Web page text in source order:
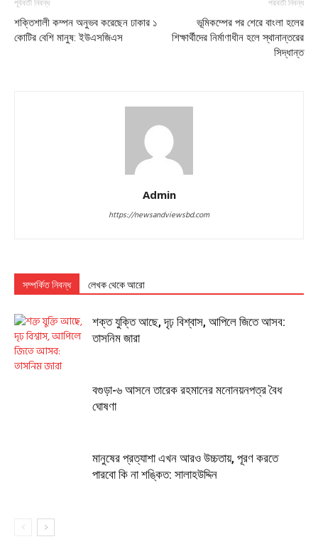
পূর্ববর্তী নিবন্ধ
শক্তিশালী কম্পন অনুভব করেছেন ঢাকার ১
কোটির বেশি মানুষ: ইউএসজিএস
পরবর্তী নিবন্ধ
ভূমিকম্পের পর শেরে বাংলা হলের
শিক্ষার্থীদের নির্মাণাধীন হলে স্থানান্তরের
সিদ্ধান্ত
Admin
https://newsandviewsbd.com
সম্পর্কিত নিবন্ধ লেখক থেকে আরো
শক্ত যুক্তি আছে, দৃঢ় বিশ্বাস, আপিলে জিতে আসব:
তাসনিম জারা
বগুড়া-৬ আসনে তারেক রহমানের মনোনয়নপত্র বৈধ
ঘোষণা
মানুষের প্রত্যাশা এখন আরও উচ্চতায়, পূরণ করতে
পারবো কি না শঙ্কিত: সালাহউদ্দিন